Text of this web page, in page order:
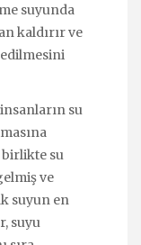
suyunda
kaldırır ve
edilmesini
su
su
ve
suyun en
suyu